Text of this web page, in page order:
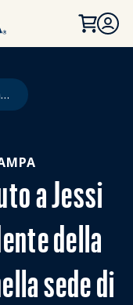
IAAPA Dà Il Benvenuto a Jessi Quillen, Vicepresidente Della Strategia Digitale, Nella Sede di Orlando
a Jessi
della
sede di